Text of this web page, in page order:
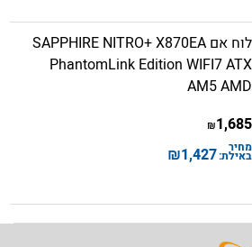
לוח אם SAPPHIRE NITRO+ X870EA
PhantomLink Edition WIFI7 ATX
AM5 AMD
1,685
₪
מחיר
באילת:1,427
₪